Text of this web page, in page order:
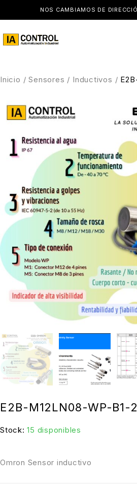
NOS CAMBIAMOS DE
Inicio / Sensores / Inductivos /
E2B-M12LN08-WP-B1-
Stock: 15 disponibles
Omron Sensor inductivo